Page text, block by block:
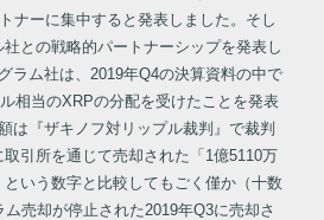
ナーに集中すると発表しました。そし
との戦略的パートナーシップを発表し
ラム社は、2019年Q4の決算資料の中で
相当のXRPの分配を受けたことを発表
は『ザキノフ対リップル裁判』で裁判
引所を通じて売却された「1億5110万
という数字と比較してもごく僅か（十数
売却が停止された2019年Q3に売却さ